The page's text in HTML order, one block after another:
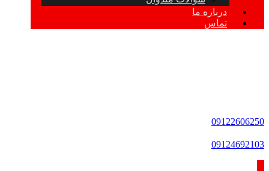
درباره ما
تماس
09122606250
09124692103